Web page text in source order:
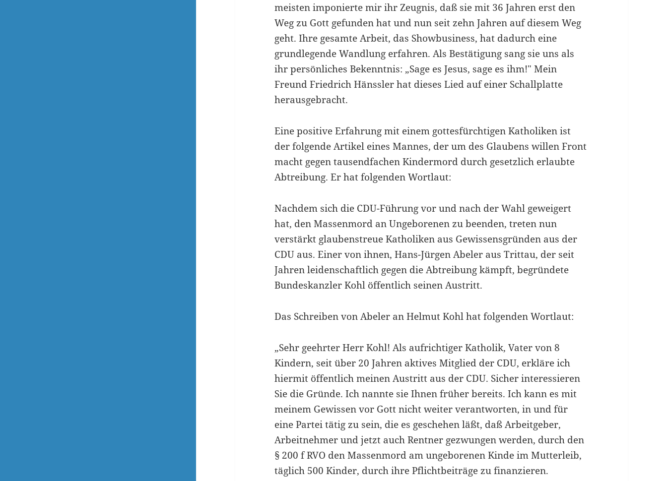
meisten imponierte mir ihr Zeugnis, daß sie mit 36 Jahren erst den
Weg zu Gott gefunden hat und nun seit zehn Jahren auf diesem Weg
geht. Ihre gesamte Arbeit, das Showbusi­ness, hat dadurch eine
grundlegende Wandlung erfahren. Als Bestätigung sang sie uns als
ihr persönliches Bekenntnis: „Sage es Jesus, sage es ihm!" Mein
Freund Friedrich Hänssler hat dieses Lied auf einer Schallplatte
herausgebracht.
Eine positive Erfahrung mit einem gottesfürchtigen Katholiken ist
der folgende Artikel eines Mannes, der um des Glaubens willen Front
macht gegen tausendfachen Kindermord durch gesetzlich erlaubte
Abtreibung. Er hat folgenden Wortlaut:
Nachdem sich die CDU-Führung vor und nach der Wahl geweigert
hat, den Massenmord an Ungeborenen zu beenden, treten nun
verstärkt glaubenstreue Katholiken aus Gewissensgrün­den aus der
CDU aus. Einer von ihnen, Hans-Jürgen Abeler aus Trittau, der seit
Jahren leidenschaftlich gegen die Abtreibung kämpft, begründete
Bundeskanzler Kohl öffentlich seinen Austritt.
Das Schreiben von Abeler an Helmut Kohl hat folgenden Wortlaut:
„Sehr geehrter Herr Kohl! Als aufrichtiger Katholik, Vater von 8
Kindern, seit über 20 Jahren aktives Mitglied der CDU, erkläre ich
hiermit öffentlich meinen Austritt aus der CDU. Sicher interessie­ren
Sie die Gründe. Ich nannte sie Ihnen früher bereits. Ich kann es mit
meinem Gewissen vor Gott nicht weiter verantworten, in und für
eine Partei tätig zu sein, die es geschehen läßt, daß Arbeitgeber,
Arbeitnehmer und jetzt auch Rentner gezwungen werden, durch den
§ 200 f RVO den Massenmord am ungeborenen Kinde im Mutterleib,
täglich 500 Kinder, durch ihre Pflichtbeiträge zu finanzieren.